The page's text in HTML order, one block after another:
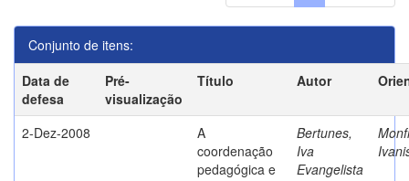
Conjunto de itens:
Data de
defesa
Pré-
visualização
Título Autor
2-Dez-2008
A
coordenação
pedagógica e
Bertunes,
Iva
Evangelista